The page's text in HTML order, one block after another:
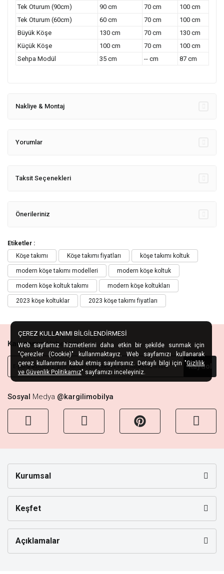
Tek Oturum (90cm)
90 cm 70 cm
100 cm
Tek Oturum (60cm)
60 cm 70 cm
100 cm
Büyük Köşe
130 cm 70 cm
130 cm
Küçük Köşe
100 cm 70 cm
100 cm
Sehpa Modül
35 cm -- cm 87 cm
Nakliye & Montaj
Yorumlar
Taksit Seçenekleri
Önerileriniz
Etiketler :
Köşe takımı
Köşe takımı fiyatları köşe takımı koltuk
modern köşe takımı modelleri modern köşe koltuk
modern köşe koltuk takımı modern köşe koltukları
2023 köşe koltuklar 2023 köşe takımı fiyatları
KampanyaHabercisi
Kaydol
Sosyal Medya @kargilimobilya
Kurumsal
Keşfet
Açıklamalar
ÇEREZ KULLANIMI BİLGİLENDİRMESİ
Web sayfamız hizmetlerini daha etkin bir şekilde sunmak için
"Çerezler (Cookie)" kullanmaktayız. Web sayfamızı kullanarak
çerez kullanımını kabul etmiş sayılırsınız. Detaylı bilgi için "Gizlilik
ve Güvenlik Politikamız" sayfamızı inceleyiniz.